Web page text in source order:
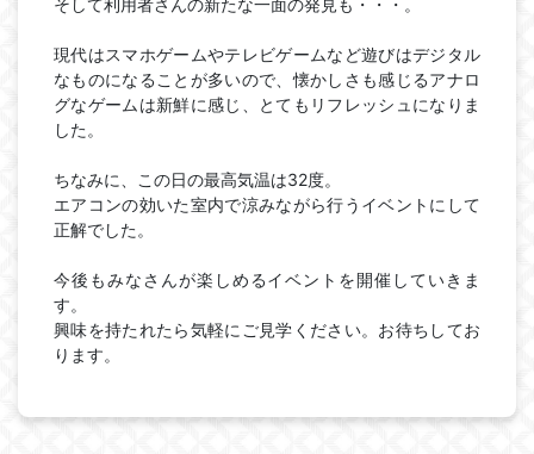
現代はスマホゲームやテレビゲームなど遊びはデジタル
なものになることが多いので、懐かしさも感じるアナロ
グなゲームは新鮮に感じ、とてもリフレッシュになりま
した。
ちなみに、この日の最高気温は32度。
エアコンの効いた室内で涼みながら行うイベントにして
正解でした。
今後もみなさんが楽しめるイベントを開催していきま
す。
興味を持たれたら気軽にご見学ください。お待ちしてお
ります。